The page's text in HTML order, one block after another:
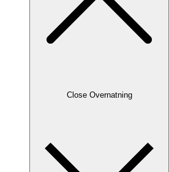
Close Overnatning